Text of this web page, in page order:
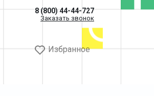
8 (800) 44-44-727
Заказать звонок
Избранное